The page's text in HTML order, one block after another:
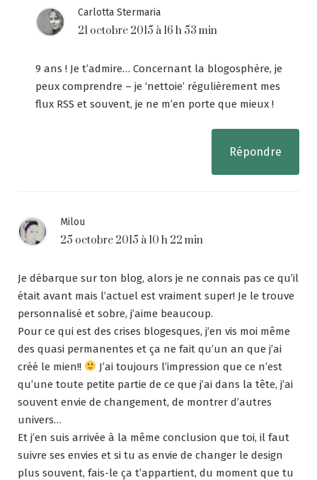
Carlotta Stermaria
21 octobre 2015 à 16 h 53 min
9 ans ! Je t’admire… Concernant la blogosphère, je
peux comprendre – je ‘nettoie’ régulièrement mes
flux RSS et souvent, je ne m’en porte que mieux !
Répondre
Milou
25 octobre 2015 à 10 h 22 min
Je débarque sur ton blog, alors je ne connais pas ce qu’il
était avant mais l’actuel est vraiment super! Je le trouve
personnalisé et sobre, j’aime beaucoup.
Pour ce qui est des crises blogesques, j’en vis moi même
des quasi permanentes et ça ne fait qu’un an que j’ai
créé le mien!!
J’ai toujours l’impression que ce n’est
qu’une toute petite partie de ce que j’ai dans la tête, j’ai
souvent envie de changement, de montrer d’autres
univers…
Et j’en suis arrivée à la même conclusion que toi, il faut
suivre ses envies et si tu as envie de changer le design
plus souvent, fais-le ça t’appartient, du moment que tu